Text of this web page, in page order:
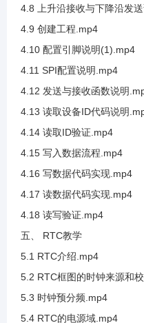
3.22
3.23 SHT20
3.24
3.25 SDA框架
3.26 硬件IIC
3.27 硬
3.28 硬件I2C
4.8 上升沿接收与下降沿发
4.9 创建工程.mp4
4.10 配置引脚说明(1).mp4
4.11 SPI配置说明.mp4
4.12 发送与接收函数说明
4.13 读取设备ID代码说明
4.14 读取ID验证.mp4
4.15 写入数据流程.mp4
4.16 写数据代码实现.mp4
4.17 读数据代码实现.mp4
4.18 读写验证.mp4
五、 RTC教学
5.1 RTC介绍.mp4
5.2 RTC框图的时钟来源和
5.3 时钟预分频.mp4
5.4 RTC的电源域.mp4